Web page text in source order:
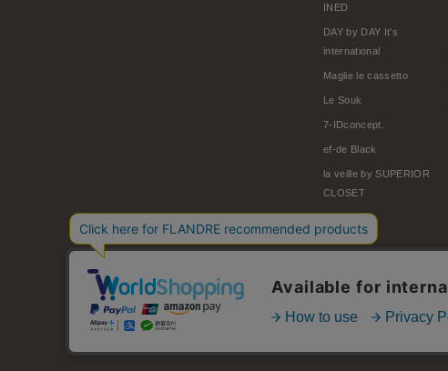
INED
DAY by DAY It's
international
Maglie le cassetto
Le Souk
7-IDconcept.
ef-de Black
la veille by SUPERIOR
CLOSET
© FLANDRE CO., LTD.